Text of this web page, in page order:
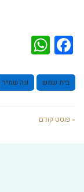
בית שמש נוה שמיר
« פוסט קודם